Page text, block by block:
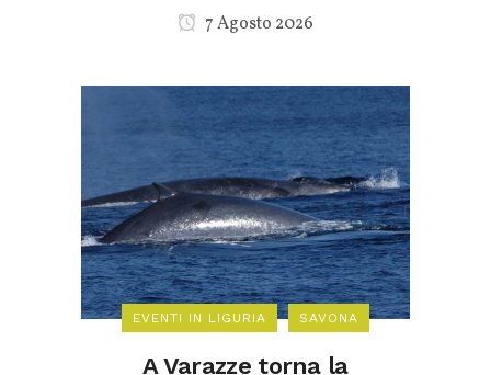
7 Agosto 2026
EVENTI IN LIGURIA SAVONA
A Varazze torna la